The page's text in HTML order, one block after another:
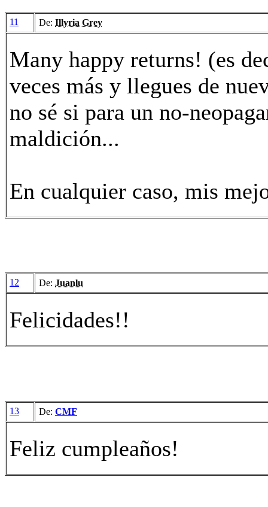
11 De: Illyria Grey
Many happy returns! (es
veces más y llegues de
no sé si para un no-
maldición...
En cualquier caso, mis
12 De: Juanlu
Felicidades!!
13 De: CMF
Feliz cumpleaños!